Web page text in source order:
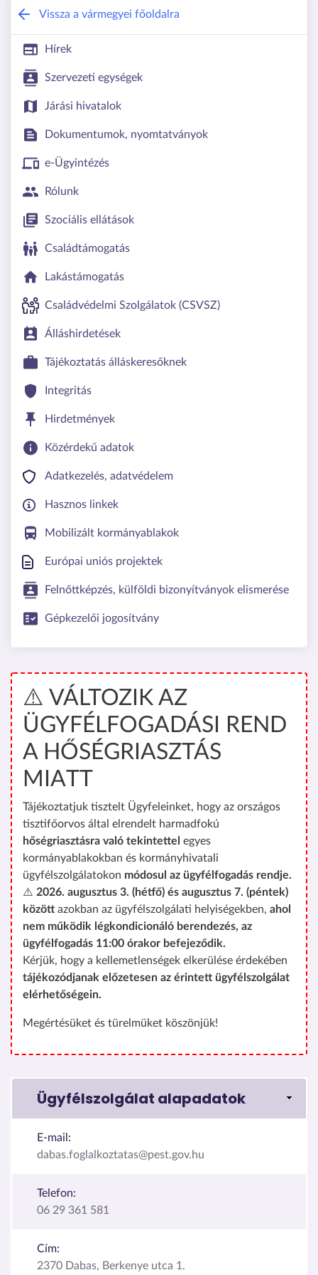
Pest Vármegyei Kormányhivatal
Vissza a vármegyei főoldalra
Hírek
Szervezeti egységek
Járási hivatalok
Dokumentumok, nyomtatványok
e-Ügyintézés
Rólunk
Szociális ellátások
Családtámogatás
Lakástámogatás
Családvédelmi Szolgálatok (CSVSZ)
Álláshirdetések
Tájékoztatás álláskeresőknek
Integritás
Hirdetmények
Közérdekű adatok
Adatkezelés, adatvédelem
Hasznos linkek
Mobilizált kormányablakok
Európai uniós projektek
Felnőttképzés, külföldi bizonyítványok elismerése
Gépkezelői jogosítvány
⚠️ VÁLTOZIK AZ
ÜGYFÉLFOGADÁSI REND
A HŐSÉGRIASZTÁS
MIATT
Tájékoztatjuk tisztelt Ügyfeleinket, hogy az országos
tisztifőorvos által elrendelt harmadfokú
hőségriasztásra való tekintettel egyes
kormányablakokban és kormányhivatali
ügyfélszolgálatokon módosul az ügyfélfogadás rendje.
⚠️ 2026. augusztus 3. (hétfő) és augusztus 7. (péntek)
között azokban az ügyfélszolgálati helyiségekben, ahol
nem működik légkondicionáló berendezés, az
ügyfélfogadás 11:00 órakor befejeződik.
Kérjük, hogy a kellemetlenségek elkerülése érdekében
tájékozódjanak előzetesen az érintett ügyfélszolgálat
elérhetőségein.
Megértésüket és türelmüket köszönjük!
Ügyfélszolgálat alapadatok
E-mail:
dabas.foglalkoztatas@pest.gov.hu
Telefon:
06 29 361 581
Cím:
2370 Dabas, Berkenye utca 1.